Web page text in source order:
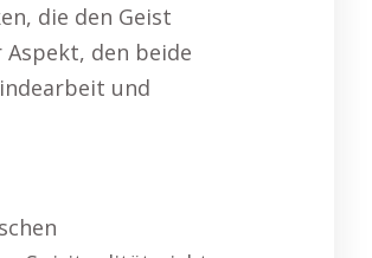
die den Geist
den beide
und